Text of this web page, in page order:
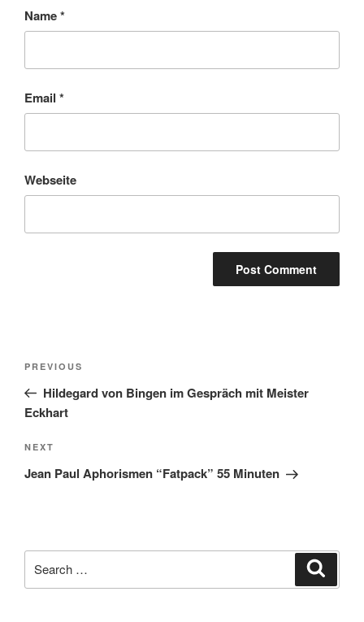
Name*
Email *
Webseite
Previous
Post
PREVIOUS
Hildegard von Bingen im Gespräch mit Meister
Eckhart
Next
Post
NEXT
Jean Paul Aphorismen “Fatpack” 55 Minuten
for: